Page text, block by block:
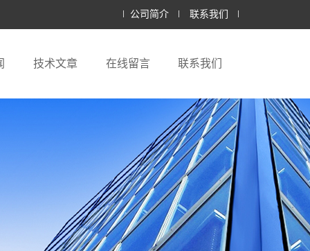
公司简介 联系我们
技术文章 在线留言 联系我们